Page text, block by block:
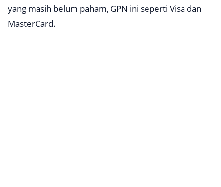
yang masih belum paham, GPN ini seperti Visa dan
MasterCard.